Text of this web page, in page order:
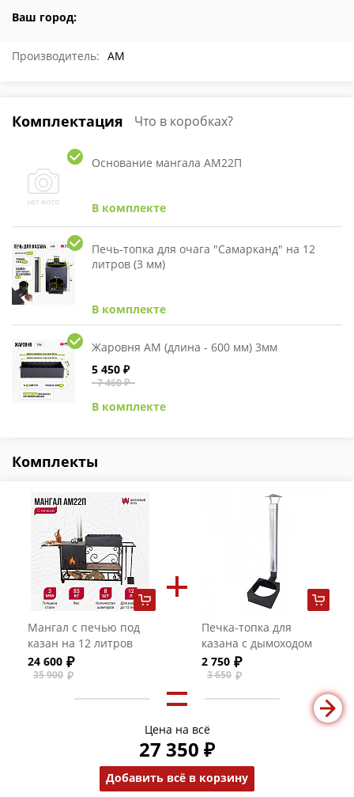
Ваш город:
Производитель: АМ
Комплектация Что в коробках?
Основание мангала АМ22П
В комплекте
Печь-топка для очага "Самарканд" на 12
литров (3 мм)
В комплекте
Жаровня АМ (длина - 600 мм) 3мм
5 450 ₽
7 460 ₽
В комплекте
Комплекты
Мангал с печью под
казан на 12 литров
АМ22П (толщина печи
3 мм, толщина
24 600
35 900
Печка-топка для
казана с дымоходом
2 750
3 650
Цена на всё
27 350 ₽
Добавить всё в корзину